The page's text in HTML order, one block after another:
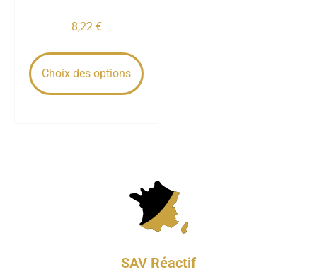
8,22 €
Choix des options
SAV Réactif